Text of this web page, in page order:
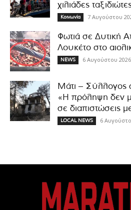
χιλιάδες
Κοινωνία 7 Αυγούστου
Φωτιά σε Δυτική
Λουκέτο στο
NEWS 6 Αυγούστου 2026
Μάτι – Σύλλογος
«Η πρόληψη δεν
σε διαπιστώσεις
LOCAL NEWS 6